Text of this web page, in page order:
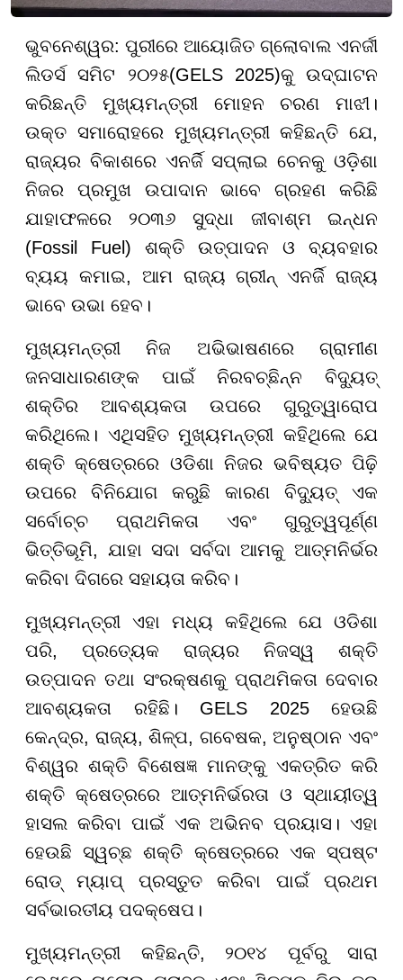
ଭୁବନେଶ୍ୱର: ପୁରୀରେ ଆୟୋଜିତ ଗ୍ଲୋବାଲ ଏନର୍ଜୀ
ଲିଡର୍ସ ସମିଟ ୨୦୨୫(GELS 2025)କୁ ଉଦ୍ଘାଟନ
କରିଛନ୍ତି ମୁଖ୍ୟମନ୍ତ୍ରୀ ମୋହନ ଚରଣ ମାଝୀ।
ଉକ୍ତ ସମାରୋହରେ ମୁଖ୍ୟମନ୍ତ୍ରୀ କହିଛନ୍ତି ଯେ,
ରାଜ୍ୟର ବିକାଶରେ ଏନର୍ଜି ସପ୍ଲାଇ ଚେନକୁ ଓଡ଼ିଶା
ନିଜର ପ୍ରମୁଖ ଉପାଦାନ ଭାବେ ଗ୍ରହଣ କରିଛି
ଯାହାଫଳରେ ୨୦୩୬ ସୁଦ୍ଧା ଜୀବାଶ୍ମ ଇନ୍ଧନ
(Fossil Fuel) ଶକ୍ତି ଉତ୍ପାଦନ ଓ ବ୍ୟବହାର
ବ୍ୟୟ କମାଇ, ଆମ ରାଜ୍ୟ ଗ୍ରୀନ୍ ଏନର୍ଜି ରାଜ୍ୟ
ଭାବେ ଉଭା ହେବ।
ମୁଖ୍ୟମନ୍ତ୍ରୀ ନିଜ ଅଭିଭାଷଣରେ ଗ୍ରାମୀଣ
ଜନସାଧାରଣଙ୍କ ପାଇଁ ନିରବଚ୍ଛିନ୍ନ ବିଦ୍ୟୁତ୍
ଶକ୍ତିର ଆବଶ୍ୟକତା ଉପରେ ଗୁରୁତ୍ୱାରୋପ
କରିଥିଲେ। ଏଥିସହିତ ମୁଖ୍ୟମନ୍ତ୍ରୀ କହିଥିଲେ ଯେ
ଶକ୍ତି କ୍ଷେତ୍ରରେ ଓଡିଶା ନିଜର ଭବିଷ୍ୟତ ପିଢ଼ି
ଉପରେ ବିନିଯୋଗ କରୁଛି କାରଣ ବିଦ୍ୟୁତ୍ ଏକ
ସର୍ବୋଚ୍ଚ ପ୍ରାଥମିକତା ଏବଂ ଗୁରୁତ୍ୱପୂର୍ଣ୍ଣ
ଭିତ୍ତିଭୂମି, ଯାହା ସଦା ସର୍ବଦା ଆମକୁ ଆତ୍ମନିର୍ଭର
କରିବା ଦିଗରେ ସହାୟତା କରିବ।
ମୁଖ୍ୟମନ୍ତ୍ରୀ ଏହା ମଧ୍ୟ କହିଥିଲେ ଯେ ଓଡିଶା
ପରି, ପ୍ରତ୍ୟେକ ରାଜ୍ୟର ନିଜସ୍ୱ ଶକ୍ତି
ଉତ୍ପାଦନ ତଥା ସଂରକ୍ଷଣକୁ ପ୍ରାଥମିକତା ଦେବାର
ଆବଶ୍ୟକତା ରହିଛି। GELS 2025 ହେଉଛି
କେନ୍ଦ୍ର, ରାଜ୍ୟ, ଶିଳ୍ପ, ଗବେଷକ, ଅନୁଷ୍ଠାନ ଏବଂ
ବିଶ୍ୱର ଶକ୍ତି ବିଶେଷଜ୍ଞ ମାନଙ୍କୁ ଏକତ୍ରିତ କରି
ଶକ୍ତି କ୍ଷେତ୍ରରେ ଆତ୍ମନିର୍ଭରତା ଓ ସ୍ଥାୟୀତ୍ୱ
ହାସଲ କରିବା ପାଇଁ ଏକ ଅଭିନବ ପ୍ରୟାସ। ଏହା
ହେଉଛି ସ୍ୱଚ୍ଛ ଶକ୍ତି କ୍ଷେତ୍ରରେ ଏକ ସ୍ପଷ୍ଟ
ରୋଡ୍ ମ୍ୟାପ୍ ପ୍ରସ୍ତୁତ କରିବା ପାଇଁ ପ୍ରଥମ
ସର୍ବଭାରତୀୟ ପଦକ୍ଷେପ।
ମୁଖ୍ୟମନ୍ତ୍ରୀ କହିଛନ୍ତି, ୨୦୧୪ ପୂର୍ବରୁ ସାରା